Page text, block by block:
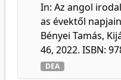
In: Az angol
as évektől
Bényei Tamás,
46, 2022. ISBN:
DEA